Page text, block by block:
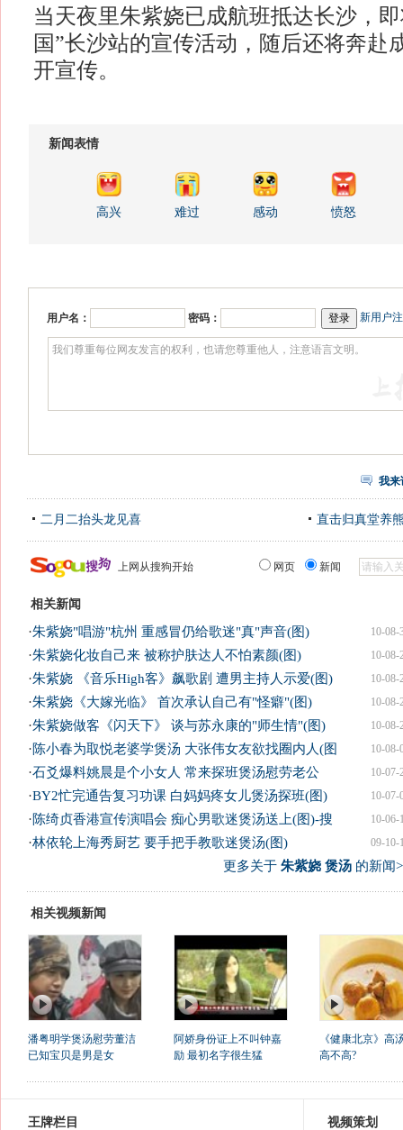
当天夜里朱紫娆已成航班抵达长沙，
国”长沙站的宣传活动，随后还将奔赴
开宣传。
新闻表情
高兴 难过 感动 愤怒
用户名： 密码： 新用户
我来
二月二抬头龙见喜 直击归真堂养
上网从搜狗开始 网页 新闻
相关新闻
10-08-
·朱紫娆"唱游"杭州 重感冒仍给歌迷"真"声音(图)
10-08-
·朱紫娆化妆自己来 被称护肤达人不怕素颜(图)
10-08-
·朱紫娆 《音乐High客》飙歌剧 遭男主持人示爱(图)
10-08-
·朱紫娆《大嫁光临》 首次承认自己有"怪癖"(图)
10-08-
·朱紫娆做客《闪天下》 谈与苏永康的"师生情"(图)
10-08-
·陈小春为取悦老婆学煲汤 大张伟女友欲找圈内人(图
10-07-
·石爻爆料姚晨是个小女人 常来探班煲汤慰劳老公
10-07-
·BY2忙完通告复习功课 白妈妈疼女儿煲汤探班(图)
10-06-
·陈绮贞香港宣传演唱会 痴心男歌迷煲汤送上(图)-搜
09-10-
·林依轮上海秀厨艺 要手把手教歌迷煲汤(图)
更多关于 朱紫娆 煲汤的新闻
相关视频新闻
潘粤明学煲汤慰劳董洁
已知宝贝是男是女
阿娇身份证上不叫钟嘉
励 最初名字很生猛
《健康北京》高
高不高?
王牌栏目 视频策划